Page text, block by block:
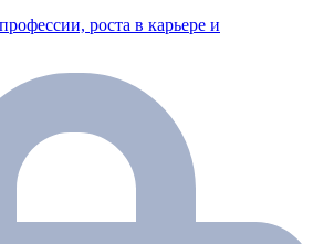
роста в карьере и